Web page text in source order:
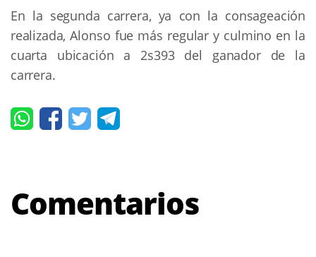
En la segunda carrera, ya con la consageación
realizada, Alonso fue más regular y culmino en la
cuarta ubicación a 2s393 del ganador de la
carrera.
Comentarios